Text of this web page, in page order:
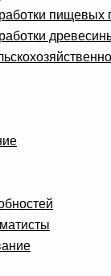
пищевых